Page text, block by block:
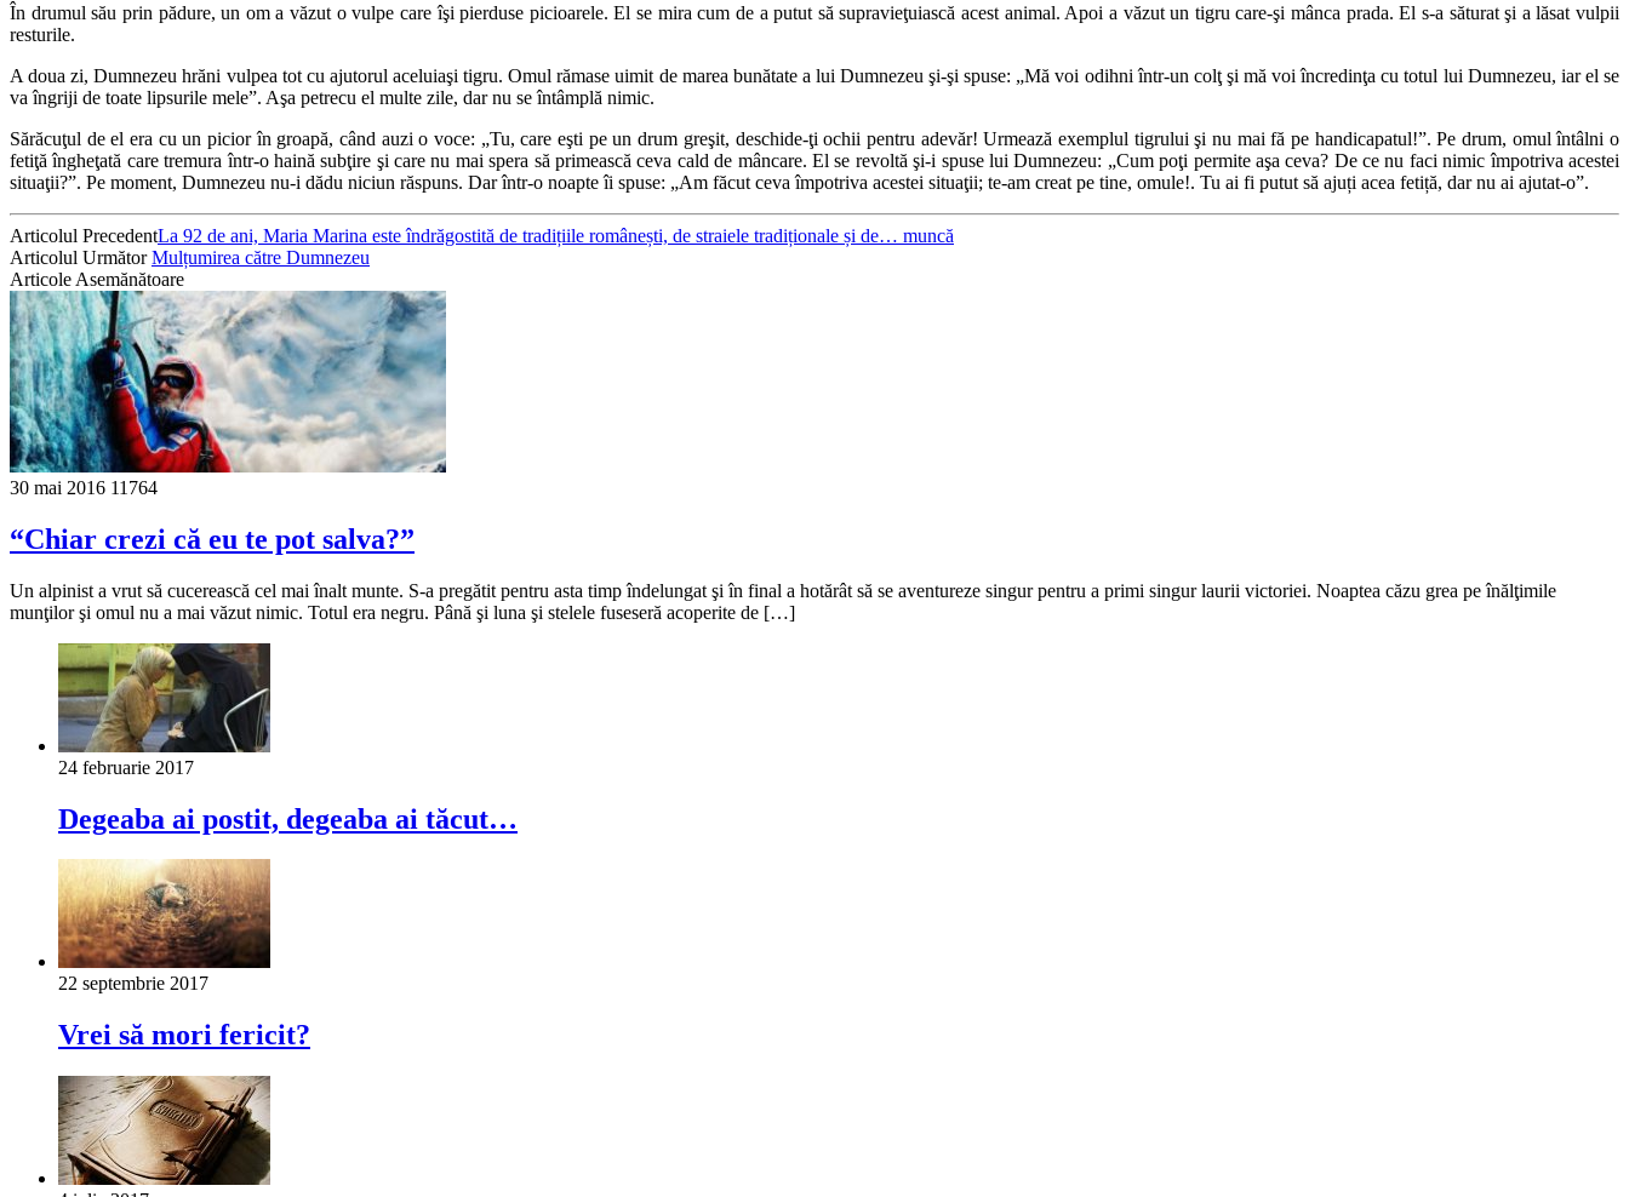
În drumul său prin pădure, un om a văzut o vulpe care îşi pierduse picioarele. El se mira cum de a putut să supravieţuiască acest animal. Apoi a văzut un tigru care-şi mânca prada. El s-a săturat şi a lăsat vulpii
resturile.
A doua zi, Dumnezeu hrăni vulpea tot cu ajutorul aceluiaşi tigru. Omul rămase uimit de marea bunătate a lui Dumnezeu şi-şi spuse: „Mă voi odihni într-un colţ şi mă voi încredinţa cu totul lui Dumnezeu, iar el se
va îngriji de toate lipsurile mele”. Aşa petrecu el multe zile, dar nu se întâmplă nimic.
Sărăcuţul de el era cu un picior în groapă, când auzi o voce: „Tu, care eşti pe un drum greşit, deschide-ţi ochii pentru adevăr! Urmează exemplul tigrului şi nu mai fă pe handicapatul!”. Pe drum, omul întâlni o
fetiţă îngheţată care tremura într-o haină subţire şi care nu mai spera să primească ceva cald de mâncare. El se revoltă şi-i spuse lui Dumnezeu: „Cum poţi permite aşa ceva? De ce nu faci nimic împotriva acestei
situaţii?”. Pe moment, Dumnezeu nu-i dădu niciun răspuns. Dar într-o noapte îi spuse: „Am făcut ceva împotriva acestei situaţii; te-am creat pe tine, omule!. Tu ai fi putut să ajuți acea fetiță, dar nu ai ajutat-o”.
Articolul PrecedentLa 92 de ani, Maria Marina este îndrăgostită de tradițiile românești, de straiele tradiționale și de… muncă
Articolul UrmătorMulțumirea către Dumnezeu
Articole Asemănătoare
30 mai 2016 11764
“Chiar crezi că eu te pot salva?”
Un alpinist a vrut să cucerească cel mai înalt munte. S-a pregătit pentru asta timp îndelungat şi în final a hotărât să se aventureze singur pentru a primi singur laurii victoriei. Noaptea căzu grea pe înălţimile
munţilor şi omul nu a mai văzut nimic. Totul era negru. Până şi luna şi stelele fuseseră acoperite de […]
24 februarie 2017
Degeaba ai postit, degeaba ai tăcut…
22 septembrie 2017
Vrei să mori fericit?